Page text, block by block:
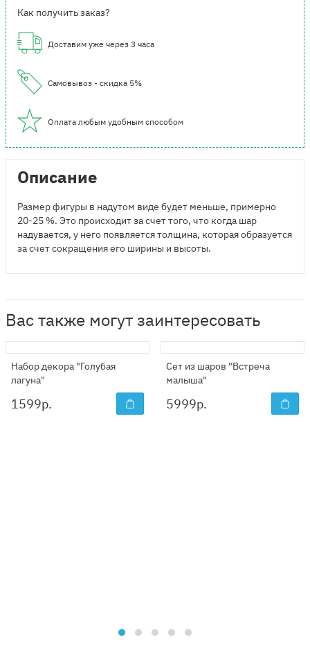
Как получить заказ?
Доставим уже через 3 часа
Самовывоз - скидка 5%
Оплата любым удобным способом
Описание
Размер фигуры в надутом виде будет меньше, примерно
20-25 %. Это происходит за счет того, что когда шар
надувается, у него появляется толщина, которая образуется
за счет сокращения его ширины и высоты.
Вас также могут заинтересовать
Набор декора "Голубая
лагуна"
1599р.
Сет из шаров "Встреча
малыша"
5999р.